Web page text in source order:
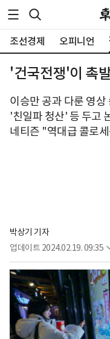
조선경제 오피니언
'건국전쟁'이 촉
이승만 공과 다룬 영상
'친일파 청산' 등 두고
네티즌 "역대급 콜로
박상기 기자
업데이트 2024.02.19. 09:35